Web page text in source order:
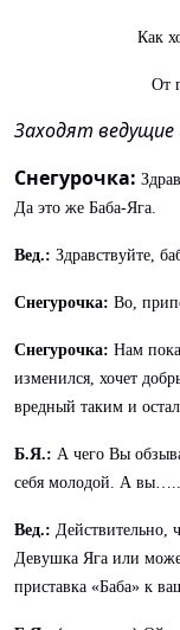
Как
От
Заходят ведущие
Снегурочка:
Да это же Баба-Яга.
Вед.: Здравствуйте,
Снегурочка: Во,
Снегурочка: Нам
изменился, хочет
вредный таким и
Б.Я.: А чего Вы
себя молодой. А вы…..
Вед.: Действительно,
Девушка Яга или
приставка «Баба» к